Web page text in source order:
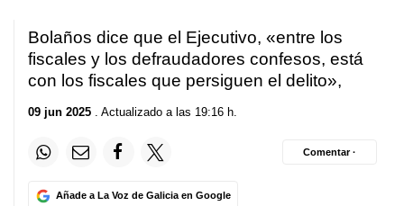
Bolaños dice que el Ejecutivo, «entre los
fiscales y los defraudadores confesos, está
con los fiscales que persiguen el delito»,
09 jun 2025 . Actualizado a las 19:16 h.
Añade a La Voz de Galicia en Google
Comentar ·